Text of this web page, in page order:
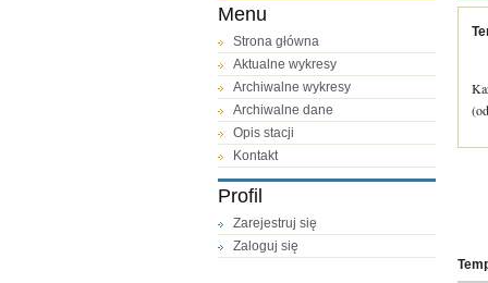
Menu
Strona główna
Aktualne wykresy
Archiwalne wykresy
Archiwalne dane
Opis stacji
Kontakt
Profil
Zarejestruj się
Zaloguj się